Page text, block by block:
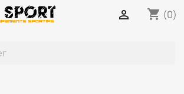
shopping_cart (0)
